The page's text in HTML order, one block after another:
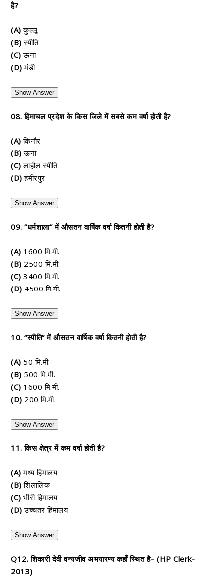
है?
(A) कुल्लू
(B) स्पीति
(C) ऊना
(D) मंडी
Show Answer
08. हिमाचल प्रदेश के किस जिले में सबसे कम वर्षा होती है?
(A) किनौर
(B) ऊना
(C) लाहौल स्पीति
(D) हमीरपुर
Show Answer
09. “धर्मशाला” में औसतन वार्षिक वर्षा कितनी होती है?
(A) 1600 मि.मी.
(B) 2500 मि.मी.
(C) 3400 मि.मी.
(D) 4500 मि.मी.
Show Answer
10. “स्पीति” में औसतन वार्षिक वर्षा कितनी होती है?
(A) 50 मि.मी.
(B) 500 मि.मी.
(C) 1600 मि.मी.
(D) 200 मि.मी.
Show Answer
11. किस क्षेत्र में कम वर्षा होती है?
(A) मध्य हिमालय
(B) शिलालिक
(C) भीरी हिमालय
(D) उच्चतर हिमालय
Show Answer
Q12. शिकारी देवी वन्यजीव अभयारण्य कहाँ स्थित है– (HP Clerk-
2013)